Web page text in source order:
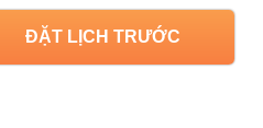
ĐẶT LỊCH TRƯỚC